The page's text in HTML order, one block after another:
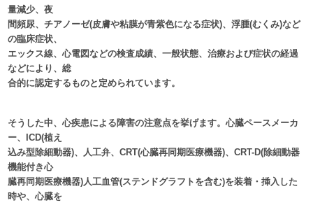
量減少、夜
間頻尿、チアノーゼ(皮膚や粘膜が青紫色になる症状)、浮腫(むくみ)など
の臨床症状、
エックス線、心電図などの検査成績、一般状態、治療および症状の経過
などにより、総
合的に認定するものと定められています。
そうした中、心疾患による障害の注意点を挙げます。心臓ペースメーカ
ー、ICD(植え
込み型除細動器)、人工弁、CRT(心臓再同期医療機器)、CRT-D(除細動器
機能付き心
臓再同期医療機器)人工血管(ステンドグラフトを含む)を装着・挿入した
時や、心臓を